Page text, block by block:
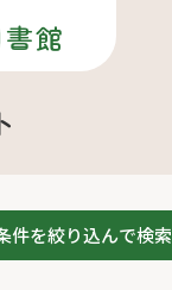
館
件を絞り込んで検索